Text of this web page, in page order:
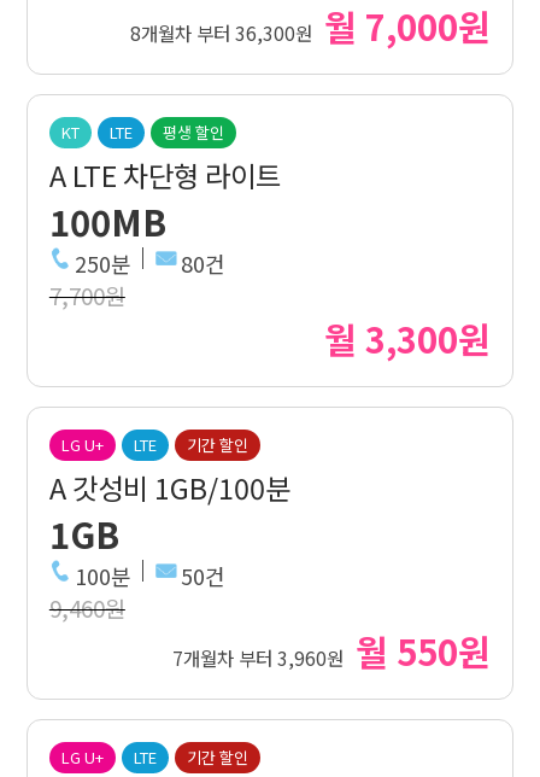
8개월차 부터 36,300원 월 7,000원
KT LTE 평생 할인
A LTE 차단형 라이트
100MB
250분 80건
7,700원
월 3,300원
LG U+ LTE 기간 할인
A 갓성비 1GB/100분
1GB
100분 50건
9,460원
7개월차 부터 3,960원 월 550원
LG U+ LTE 기간 할인